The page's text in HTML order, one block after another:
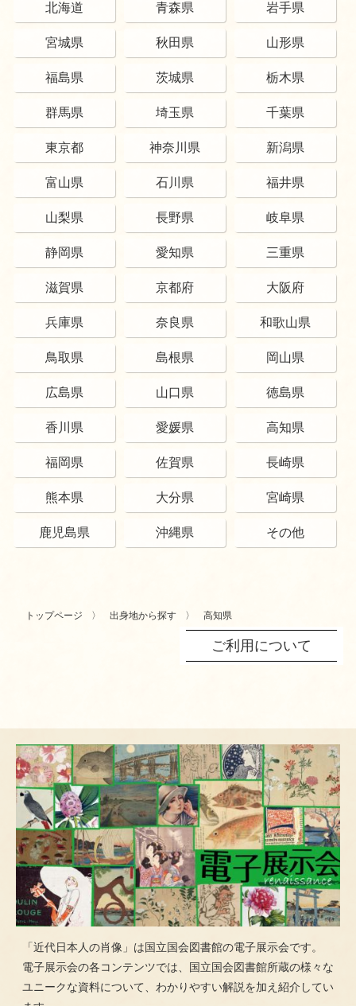
北海道 青森県 岩手県
宮城県 秋田県 山形県
福島県 茨城県 栃木県
群馬県 埼玉県 千葉県
東京都 神奈川県 新潟県
富山県 石川県 福井県
山梨県 長野県 岐阜県
静岡県 愛知県 三重県
滋賀県 京都府 大阪府
兵庫県 奈良県 和歌山県
鳥取県 島根県 岡山県
広島県 山口県 徳島県
香川県 愛媛県 高知県
福岡県 佐賀県 長崎県
熊本県 大分県 宮崎県
鹿児島県 沖縄県 その他
トップページ 出身地から探す 高知県
ご利用について
「近代日本人の肖像」は国立国会図書館の電子展示会です。
電子展示会の各コンテンツでは、国立国会図書館所蔵の様々な
ユニークな資料について、わかりやすい解説を加え紹介してい